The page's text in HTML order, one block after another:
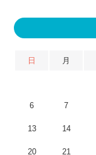
日 月
6 7
13 14
20 21